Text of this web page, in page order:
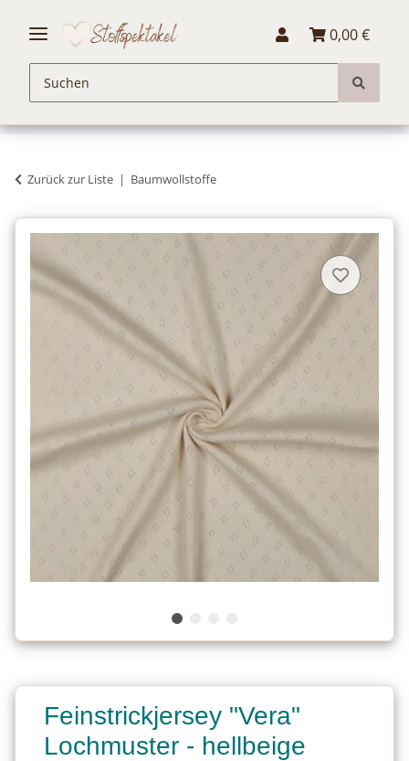
0,00 €
Zurück zur Liste Baumwollstoffe
Feinstrickjersey "Vera"
Lochmuster - hellbeige